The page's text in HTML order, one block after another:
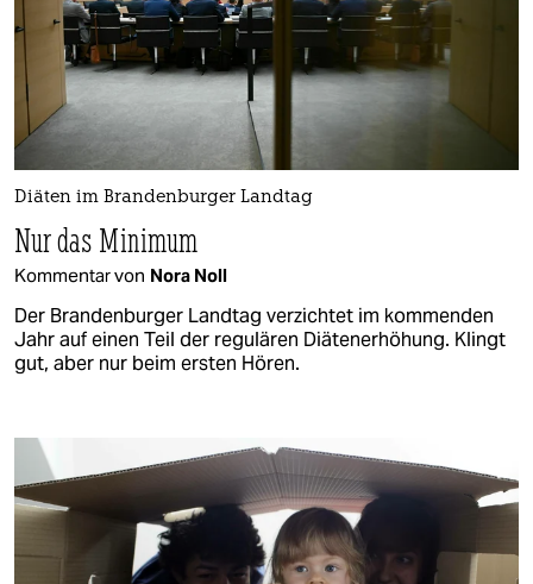
Diäten im Brandenburger Landtag
Nur das Minimum
Kommentar von Nora Noll
Der Brandenburger Landtag verzichtet im kommenden
Jahr auf einen Teil der regulären Diätenerhöhung. Klingt
gut, aber nur beim ersten Hören.